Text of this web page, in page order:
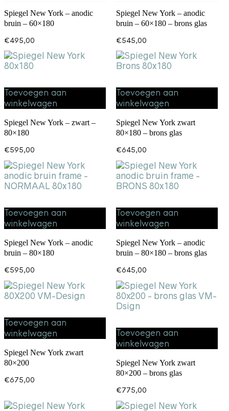
Spiegel New York – anodic
bruin – 60×180
€495,00
Spiegel New York – anodic
bruin – 60×180 – brons glas
€545,00
Toevoegen aan
winkelwagen
Spiegel New York – zwart –
80×180
€595,00
Toevoegen aan
winkelwagen
Spiegel New York zwart
80×180 – brons glas
€645,00
Toevoegen aan
winkelwagen
Spiegel New York – anodic
bruin – 80×180
€595,00
Toevoegen aan
winkelwagen
Spiegel New York – anodic
bruin – 80×180 – brons glas
€645,00
Toevoegen aan
winkelwagen
Spiegel New York zwart
80×200
€675,00
Toevoegen aan
winkelwagen
Spiegel New York zwart
80×200 – brons glas
€775,00